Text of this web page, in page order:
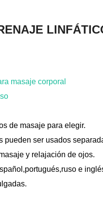
masaje corporal
de masaje para elegir.
pueden ser usados
y relajación de ojos.
e